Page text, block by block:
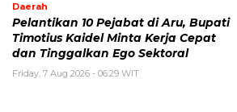
Daerah
Pelantikan 10 Pejabat di Aru, Bupati
Timotius Kaidel Minta Kerja Cepat
dan Tinggalkan Ego Sektoral
Friday, 7 Aug 2026 - 06:29 WIT